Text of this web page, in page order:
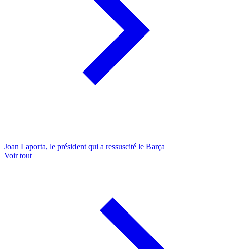
Joan Laporta, le président qui a ressuscité le Barça
Voir tout